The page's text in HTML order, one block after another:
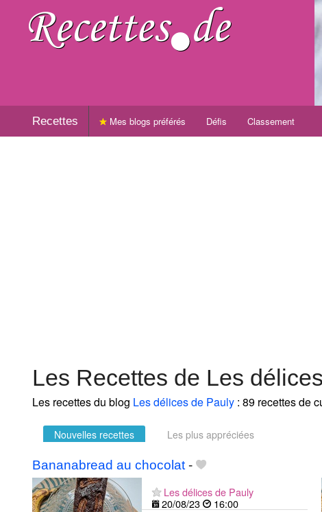
Recettes Mes blogs préférés Défis Classement
Les Recettes de Les
Les recettes du blog Les délices de Pauly : 89 recettes de
Nouvelles recettes Les plus appréciées
Bananabread au chocolat -
Les délices de Pauly
20/08/23
16:00